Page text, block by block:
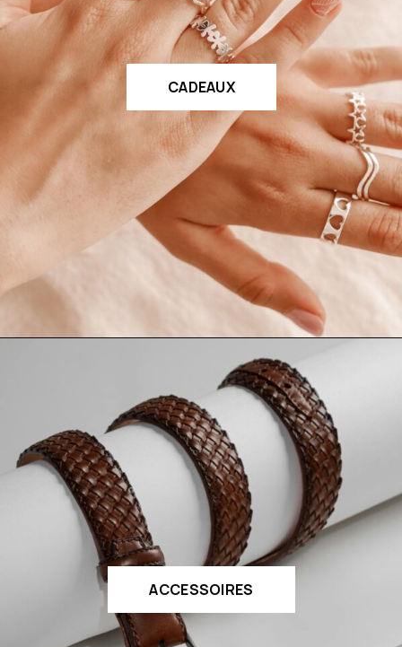
CADEAUX
ACCESSOIRES